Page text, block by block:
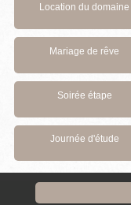
Location du domaine
Mariage de rêve
Soirée étape
Journée d'étude